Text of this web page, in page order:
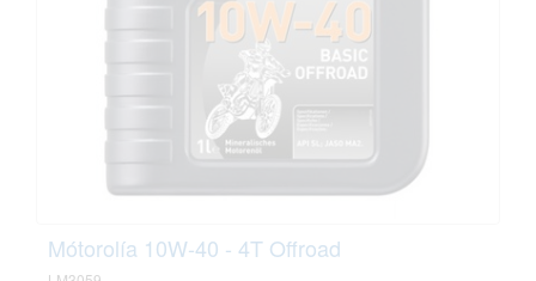
Mótorolía 10W-40 - 4T Offroad